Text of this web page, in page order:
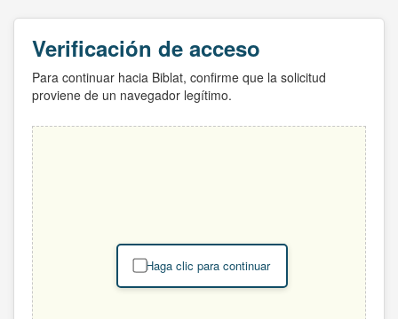
Verificación de acceso
Para continuar hacia Biblat, confirme que la solicitud
proviene de un navegador legítimo.
Haga clic para continuar